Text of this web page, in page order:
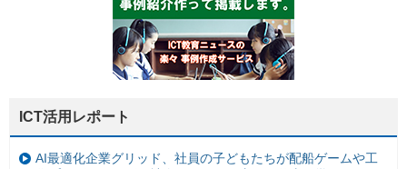
ICT活用レポート
AI最適化企業グリッド、社員の子どもたちが配船ゲームや工